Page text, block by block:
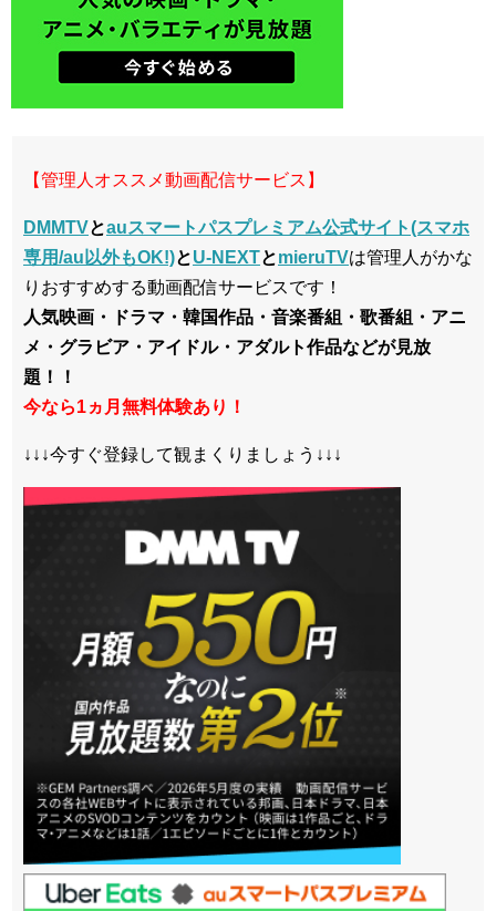
【管理人オススメ動画配信サービス】
DMMTVとauスマートパスプレミアム公式サイト(スマホ
専用/au以外もOK!)とU-NEXTとmieruTVは管理人がかな
りおすすめする動画配信サービスです！
人気映画・ドラマ・韓国作品・音楽番組・歌番組・アニ
メ・グラビア・アイドル・アダルト作品などが見放
題！！
今なら1ヵ月無料体験あり！
↓↓↓今すぐ登録して観まくりましょう↓↓↓